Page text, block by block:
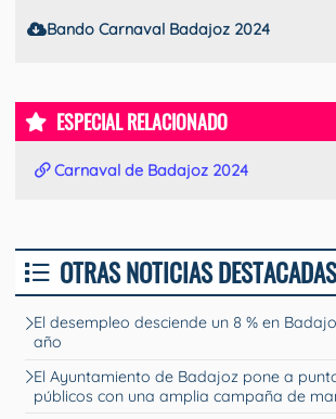
Bando Carnaval Badajoz 2024
ESPECIAL RELACIONADO
Carnaval de Badajoz 2024
OTRAS NOTICIAS DESTACADAS
El desempleo desciende un 8 % en
año
El Ayuntamiento de Badajoz pone a
públicos con una amplia campaña de